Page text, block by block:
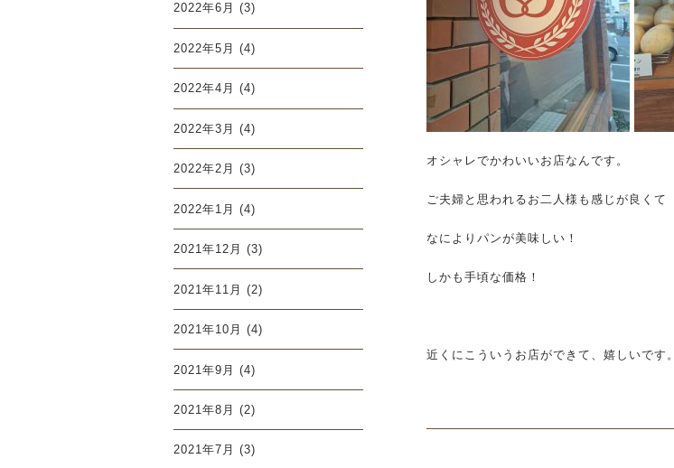
オシャレでかわいいお店なんです。
ご夫婦と思われるお二人様も感じが良くて
なによりパンが美味しい！
しかも手頃な価格！
近くにこういうお店ができて、嬉しいです。
2022年6月 (3)
2022年5月 (4)
2022年4月 (4)
2022年3月 (4)
2022年2月 (3)
2022年1月 (4)
2021年12月 (3)
2021年11月 (2)
2021年10月 (4)
2021年9月 (4)
2021年8月 (2)
2021年7月 (3)